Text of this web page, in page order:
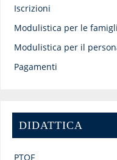
Iscrizioni
Modulistica per le
Modulistica per il
Pagamenti
DIDATTICA
PTOF